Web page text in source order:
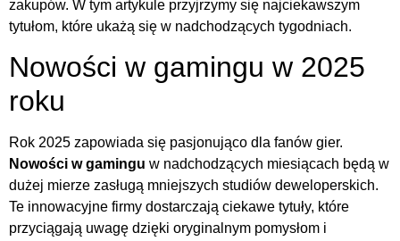
zakupów. W tym artykule przyjrzymy się najciekawszym
tytułom, które ukażą się w nadchodzących tygodniach.
Nowości w gamingu w 2025
roku
Rok 2025 zapowiada się pasjonująco dla fanów gier.
Nowości w gamingu w nadchodzących miesiącach będą w
dużej mierze zasługą mniejszych studiów deweloperskich.
Te innowacyjne firmy dostarczają ciekawe tytuły, które
przyciągają uwagę dzięki oryginalnym pomysłom i